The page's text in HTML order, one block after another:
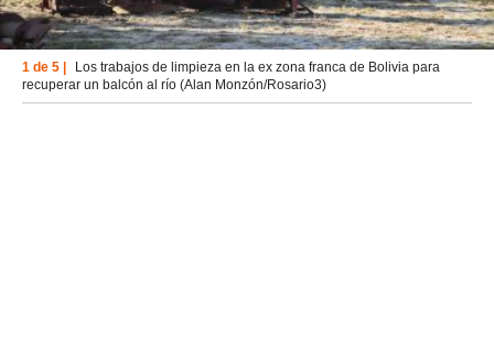
1 de 5 |
Los trabajos de limpieza en la ex zona franca de Bolivia para
recuperar un balcón al río (Alan Monzón/Rosario3)